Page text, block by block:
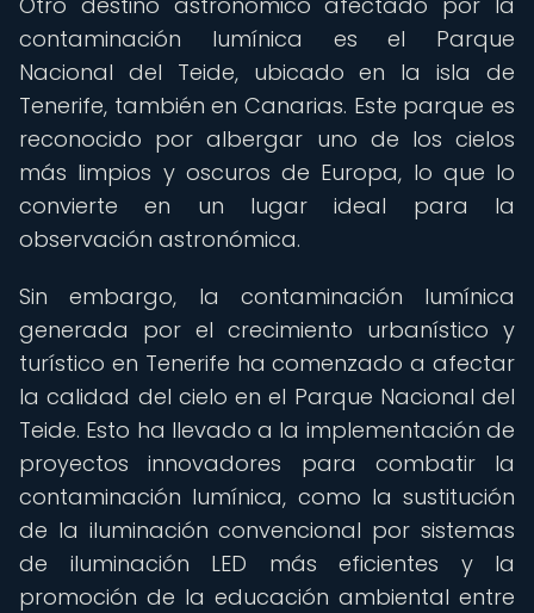
contaminación lumínica es el Parque
Nacional del Teide, ubicado en la isla de
Tenerife, también en Canarias. Este parque es
reconocido por albergar uno de los cielos
más limpios y oscuros de Europa, lo que lo
convierte en un lugar ideal para la
observación astronómica.
Sin embargo, la contaminación lumínica
generada por el crecimiento urbanístico y
turístico en Tenerife ha comenzado a afectar
la calidad del cielo en el Parque Nacional del
Teide. Esto ha llevado a la implementación de
proyectos innovadores para combatir la
contaminación lumínica, como la sustitución
de la iluminación convencional por sistemas
de iluminación LED más eficientes y la
promoción de la educación ambiental entre